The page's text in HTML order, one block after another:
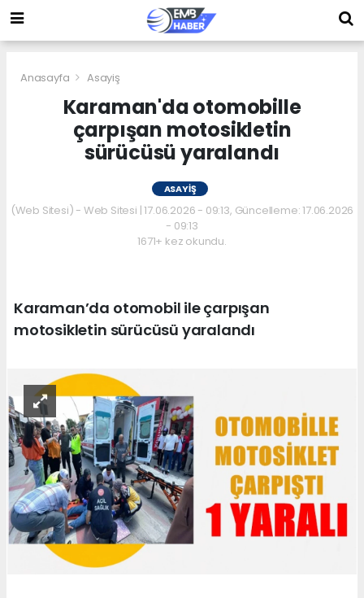
Anasayfa Asayiş
Karaman'da otomobille
çarpışan motosikletin
sürücüsü yaralandı
ASAYIŞ
(Web Sitesi) - Web Sitesi | 17.06.2026 - 09:13, Güncelleme: 17.06.2026
- 09:13
1671+ kez okundu.
Karaman’da otomobil ile çarpışan
motosikletin sürücüsü yaralandı